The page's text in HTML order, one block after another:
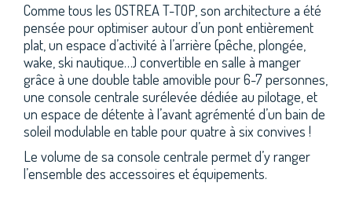
Comme tous les OSTREA T-TOP, son architecture a été
pensée pour optimiser autour d’un pont entièrement
plat, un espace d’activité à l’arrière (pêche, plongée,
wake, ski nautique…) convertible en salle à manger
grâce à une double table amovible pour 6-7 personnes,
une console centrale surélevée dédiée au pilotage, et
un espace de détente à l’avant agrémenté d’un bain de
soleil modulable en table pour quatre à six convives !
Le volume de sa console centrale permet d’y ranger
l’ensemble des accessoires et équipements.